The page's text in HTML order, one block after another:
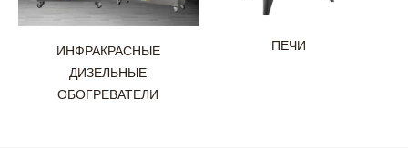
ИНФРАКРАСНЫЕ
ДИЗЕЛЬНЫЕ
ОБОГРЕВАТЕЛИ
ПЕЧИ